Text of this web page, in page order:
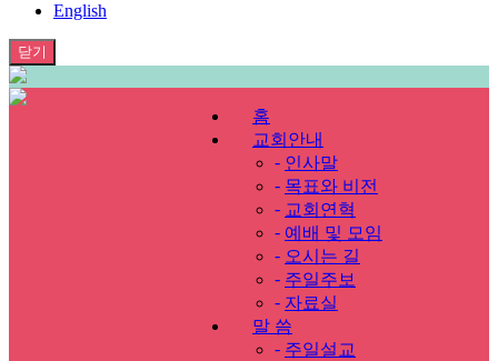
English
닫기
홈
교회안내
- 인사말
- 목표와 비전
- 교회연혁
- 예배 및 모임
- 오시는 길
- 주일주보
- 자료실
말 씀
- 주일설교